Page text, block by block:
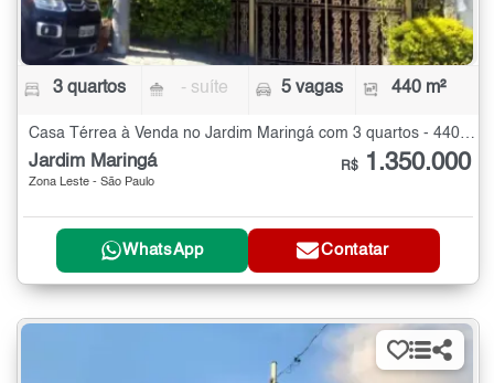
3 quartos - suíte 5 vagas 440 m²
Jardim Maringá
Zona Leste - São Paulo
R$ 1.350.000
WhatsApp Contatar